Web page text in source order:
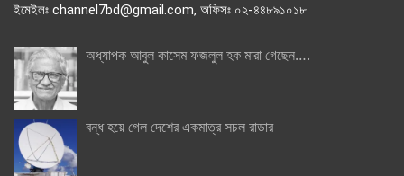
ইমেইলঃ channel7bd@gmail.com, অফিসঃ ০২-৪৪৮৯১০১৮
অধ্যাপক আবুল কাসেম ফজলুল হক মারা গেছেন….
বন্ধ হয়ে গেল দেশের একমাত্র সচল রাডার